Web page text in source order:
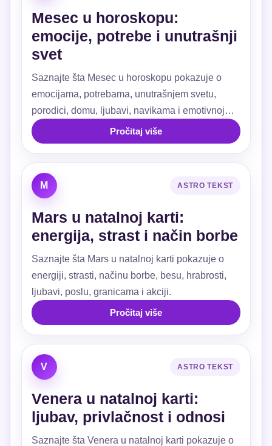
Mesec u horoskopu:
emocije, potrebe i unutrašnji
svet
Saznajte šta Mesec u horoskopu pokazuje o
emocijama, potrebama, unutrašnjem svetu,
porodici, domu, ljubavi, navikama i emotivnoj
sigurnosti.
Pročitaj više
M ASTRO TEKST
Mars u natalnoj karti:
energija, strast i način borbe
Saznajte šta Mars u natalnoj karti pokazuje o
energiji, strasti, načinu borbe, besu, hrabrosti,
ljubavi, poslu, granicama i akciji.
Pročitaj više
V ASTRO TEKST
Venera u natalnoj karti:
ljubav, privlačnost i odnosi
Saznajte šta Venera u natalnoj karti pokazuje o